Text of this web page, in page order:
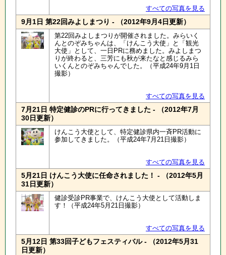
すべての写真を見る
9月1日 第22回みよしまつり - （2012年9月4日更新）
第22回みよしまつりが開催されました。みらいく
んとのぞみちゃんは、「けんこう大使」と「観光
大使」として、一日PRに務めました。みよしまつ
りが終わると、三芳にも秋が来たなと感じるみら
いくんとのぞみちゃんでした。（平成24年9月1日
撮影）
すべての写真を見る
7月21日 特定健診のPRに行ってきました - （2012年7月
30日更新）
けんこう大使として、特定健診県内一斉PR活動に
参加してきました。（平成24年7月21日撮影）
すべての写真を見る
5月21日 けんこう大使に任命されました！ - （2012年5月
31日更新）
健診受診PR事業で、けんこう大使として活動しま
す！（平成24年5月21日撮影）
すべての写真を見る
5月12日 第33回子どもフェスティバル - （2012年5月31
日更新）